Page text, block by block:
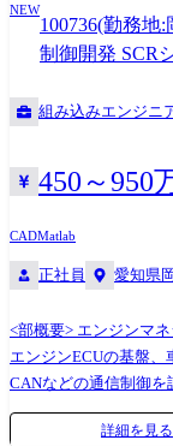
業務(ログ解析など) ・
実行(製品セキュリテ
ウェア起因の製品事
ソフトウェア品質保
ートを想定しています
り、テストレビュー・
ましたら、新製品に
るスキルを身に着けて
定める業務
NEW
100736(勤務地
制御開発 SCR
組み込みエンジニ
450～950
CADMatlab
正社員 愛知県
<部概要> エンジンマ
エンジンECUの基盤、
CANなどの通信制御を設計し開
ン制御、およびセンサ
ネント設計、コント
詳細を見る